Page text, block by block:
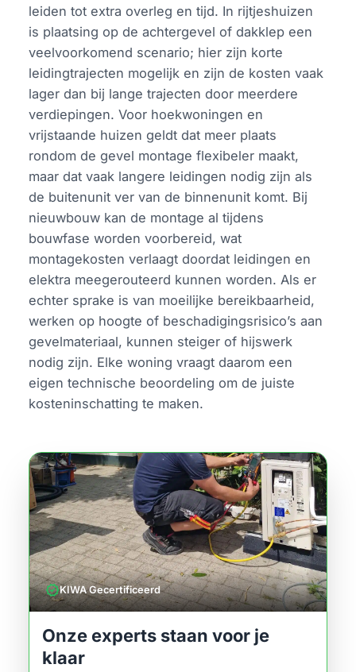
leiden tot extra overleg en tijd. In rijtjeshuizen
is plaatsing op de achtergevel of dakklep een
veelvoorkomend scenario; hier zijn korte
leidingtrajecten mogelijk en zijn de kosten vaak
lager dan bij lange trajecten door meerdere
verdiepingen. Voor hoekwoningen en
vrijstaande huizen geldt dat meer plaats
rondom de gevel montage flexibeler maakt,
maar dat vaak langere leidingen nodig zijn als
de buitenunit ver van de binnenunit komt. Bij
nieuwbouw kan de montage al tijdens
bouwfase worden voorbereid, wat
montagekosten verlaagt doordat leidingen en
elektra meegerouteerd kunnen worden. Als er
echter sprake is van moeilijke bereikbaarheid,
werken op hoogte of beschadigingsrisico’s aan
gevelmateriaal, kunnen steiger of hijswerk
nodig zijn. Elke woning vraagt daarom een
eigen technische beoordeling om de juiste
kosteninschatting te maken.
verifiedKIWA Gecertificeerd
Onze experts staan voor je
klaar